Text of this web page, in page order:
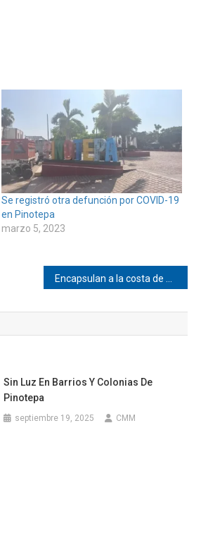
Se registró otra defunción por COVID-19
en Pinotepa
marzo 5, 2023
Sin Luz En Barrios Y Colonias De
Pinotepa
septiembre 19, 2025 CMM